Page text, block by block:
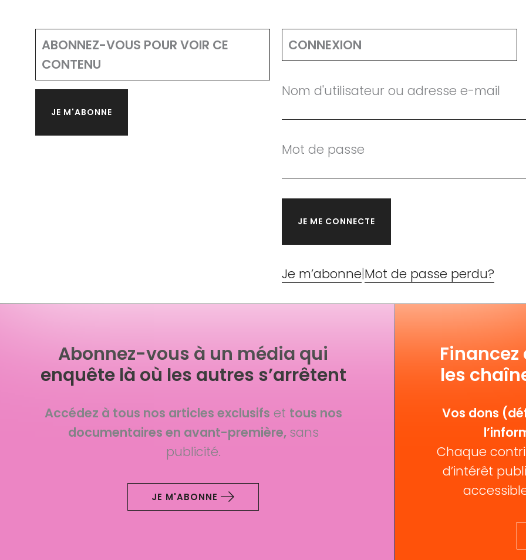
ABONNEZ-VOUS POUR VOIR CE
CONTENU
JE M'ABONNE
CONNEXION
Nom d'utilisateur ou adresse e-mail
Mot de passe
Je m’abonne|Mot de passe perdu?
Abonnez-vous à un média qui
enquête là où les autres s’arrêtent
Accédez à tous nos articles exclusifs et tous nos
documentaires en avant-première, sans
publicité.
JE M'ABONNE
les
Vos dons
Chaque
d’intérêt